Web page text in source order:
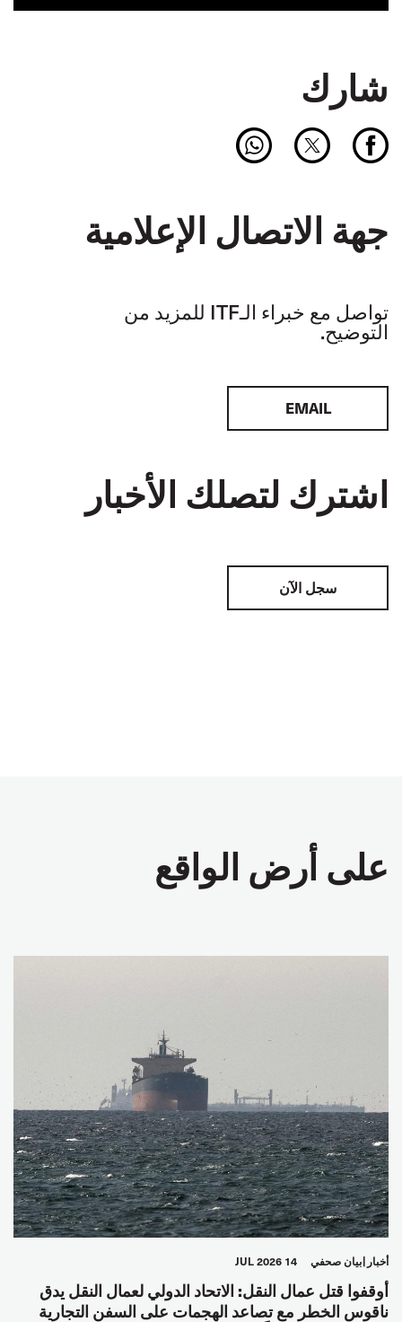
شارك
جهة الاتصال الإعلامية
تواصل مع خبراء الـITF للمزيد من
التوضيح.
EMAIL
اشترك لتصلك الأخبار
سجل الآن
على أرض الواقع
أخبار بيان صحفي 14 JUL 2026
أوقفوا قتل عمال النقل: الاتحاد الدولي لعمال النقل يدق
ناقوس الخطر مع تصاعد الهجمات على السفن التجارية